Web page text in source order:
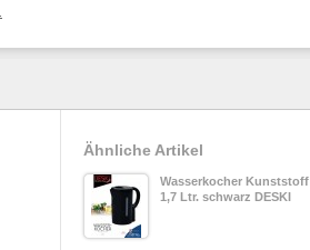
Ähnliche Artikel
Wasserkocher Kunststoff
1,7 Ltr. schwarz DESKI